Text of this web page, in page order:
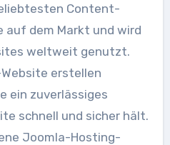
auf dem Markt und wird
weltweit genutzt.
erstellen
ein zuverlässiges
schnell und sicher hält.
Joomla-Hosting-